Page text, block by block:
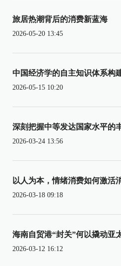
旅居热潮背后的消费新蓝海
2026-05-20 13:45
中国经济学的自主知识体系构
2026-05-15 10:20
深刻把握中等发达国家水平的
2026-03-24 13:56
以人为本，情绪消费如何激活
2026-03-18 09:18
海南自贸港“封关”何以撬动亚
2026-03-12 16:12